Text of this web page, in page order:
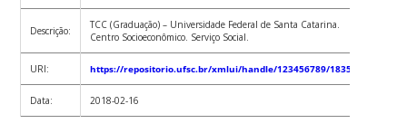
Descrição:
TCC (Graduação) – Universidade Federal de Santa Catarina.
Centro Socioeconômico. Serviço Social.
URI: https://repositorio.ufsc.br/xmlui/handle/123456789/183544
Data: 2018-02-16